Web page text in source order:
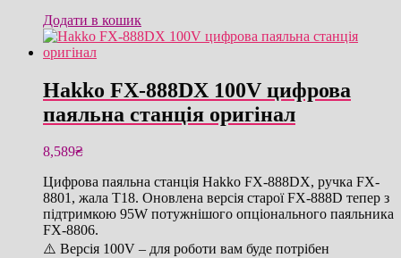
Додати в кошик
Hakko FX-888DX 100V цифрова
паяльна станція оригінал
8,589₴
Цифрова паяльна станція Hakko FX-888DX, ручка FX-
8801, жала T18. Оновлена версія старої FX-888D тепер з
підтримкою 95W потужнішого опціонального паяльника
FX-8806.
⚠️ Версія 100V – для роботи вам буде потрібен